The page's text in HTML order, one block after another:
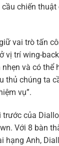
chiến
vai trò tấn
vị trí wing-
nhẹn và có thể
thủ chúng ta
vụ”.
trước của
Với 8 bàn
hạng Anh,